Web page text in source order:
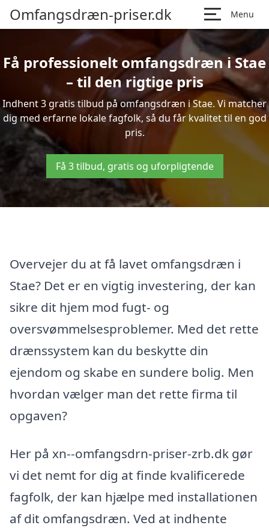
Omfangsdræn-priser.dk Menu
Få professionelt omfangsdræn i Stae
– til den rigtige pris
Indhent 3 gratis tilbud på omfangsdræn i Stae. Vi matcher
dig med erfarne lokale fagfolk, så du får kvalitet til en god
pris.
Få 3 tilbud, gratis og uforpligtende
Overvejer du at få lavet omfangsdræn i
Stae? Det er en vigtig investering, der kan
sikre dit hjem mod fugt- og
oversvømmelsesproblemer. Med det rette
drænssystem kan du beskytte din
ejendom og skabe en sundere bolig. Men
hvordan vælger man det rette firma til
opgaven?
Her på xn--omfangsdrn-priser-zrb.dk gør
vi det nemt for dig at finde kvalificerede
fagfolk, der kan hjælpe med installationen
af dit omfangsdræn. Ved at indhente